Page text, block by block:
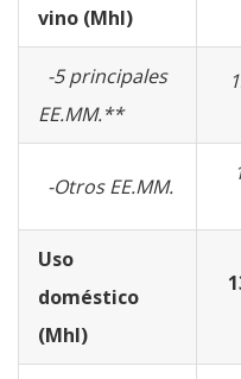
vino (Mhl)
-5 principales
EE.MM.**
-Otros EE.MM.
Uso
doméstico
(Mhl)